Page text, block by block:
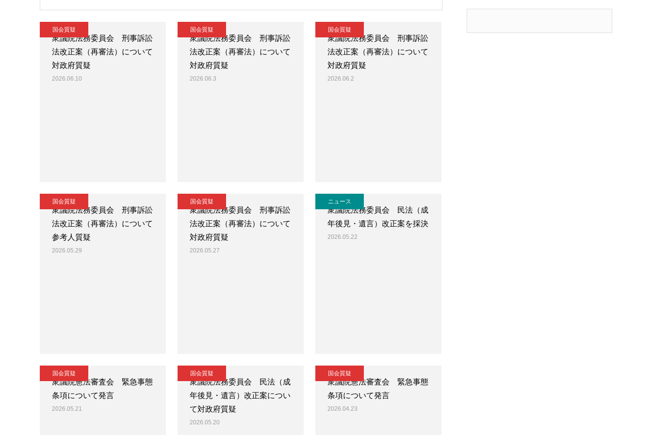
国会質疑
衆議院法務委員会 刑事訴訟
法改正案（再審法）について
対政府質疑
2026.06.10
国会質疑
衆議院法務委員会 刑事訴訟
法改正案（再審法）について
対政府質疑
2026.06.3
国会質疑
衆議院法務委員会 刑事訴訟
法改正案（再審法）について
対政府質疑
2026.06.2
国会質疑
衆議院法務委員会 刑事訴訟
法改正案（再審法）について
参考人質疑
2026.05.29
国会質疑
衆議院法務委員会 刑事訴訟
法改正案（再審法）について
対政府質疑
2026.05.27
ニュース
衆議院法務委員会 民法（成
年後見・遺言）改正案を採決
2026.05.22
国会質疑
衆議院憲法審査会 緊急事態
条項について発言
2026.05.21
国会質疑
衆議院法務委員会 民法（成
年後見・遺言）改正案につい
て対政府質疑
2026.05.20
国会質疑
衆議院憲法審査会 緊急事態
条項について発言
2026.04.23